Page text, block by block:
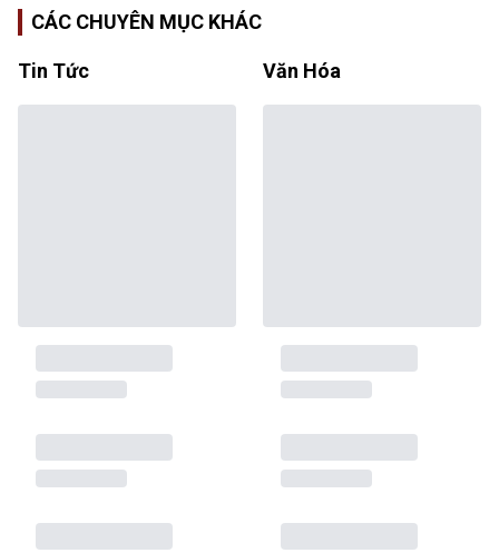
CÁC CHUYÊN MỤC KHÁC
Tin Tức Văn Hóa